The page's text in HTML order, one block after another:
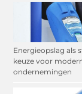
Energieopslag als
keuze voor
ondernemingen